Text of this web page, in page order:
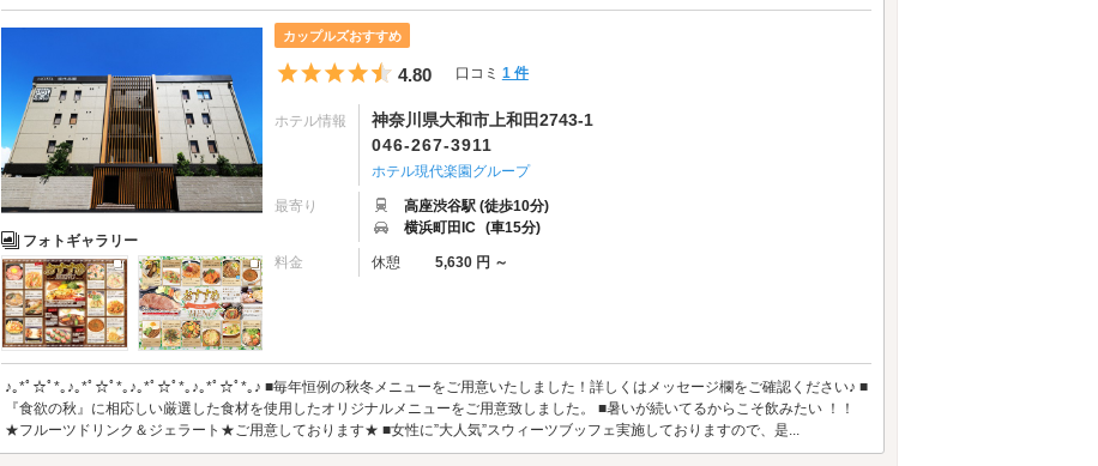
フォトギャラリー
カップルズおすすめ
5つ星のうち4.5
4.80 口コミ 1 件
ホテル情報
神奈川県大和市上和田2743-1
046-267-3911
ホテル現代楽園グループ
最寄り
高座渋谷駅 (徒歩10分)
横浜町田IC (車15分)
料金 休憩 5,630 円 ～
♪｡*ﾟ☆ﾟ*｡♪｡*ﾟ☆ﾟ*｡♪｡*ﾟ☆ﾟ*｡♪｡*ﾟ☆ﾟ*｡♪ ■毎年恒例の秋冬メニューをご用意いたしました！詳しくはメッセージ欄をご確認ください♪ ■
『食欲の秋』に相応しい厳選した食材を使用したオリジナルメニューをご用意致しました。 ■暑いが続いてるからこそ飲みたい ！！
★フルーツドリンク＆ジェラート★ご用意しております★ ■女性に”大人気”スウィーツブッフェ実施しておりますので、是...